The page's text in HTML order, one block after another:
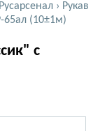
Русарсенал › Рукав
65ал (10±1м)
с